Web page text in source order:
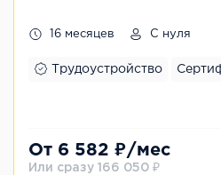
16 месяцев С нуля
Трудоустройство
От 6 582 ₽/мес
Или сразу 166 050 ₽